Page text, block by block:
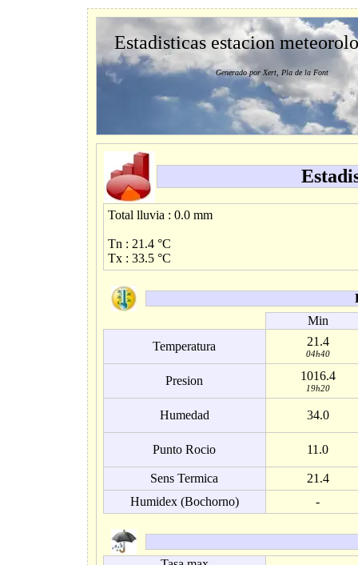
Estadisticas estacion
Generado por Xert, Pla de la Font